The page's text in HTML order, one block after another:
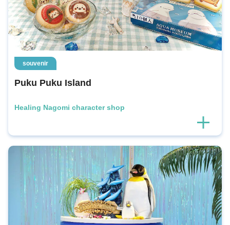
souvenir
Puku Puku Island
Healing Nagomi character shop